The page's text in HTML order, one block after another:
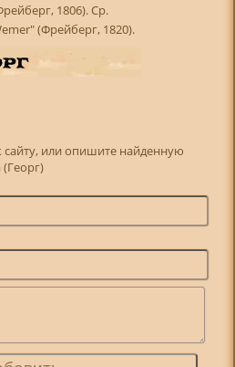
1806). Ср.
(Фрейберг, 1820).
или опишите найденную